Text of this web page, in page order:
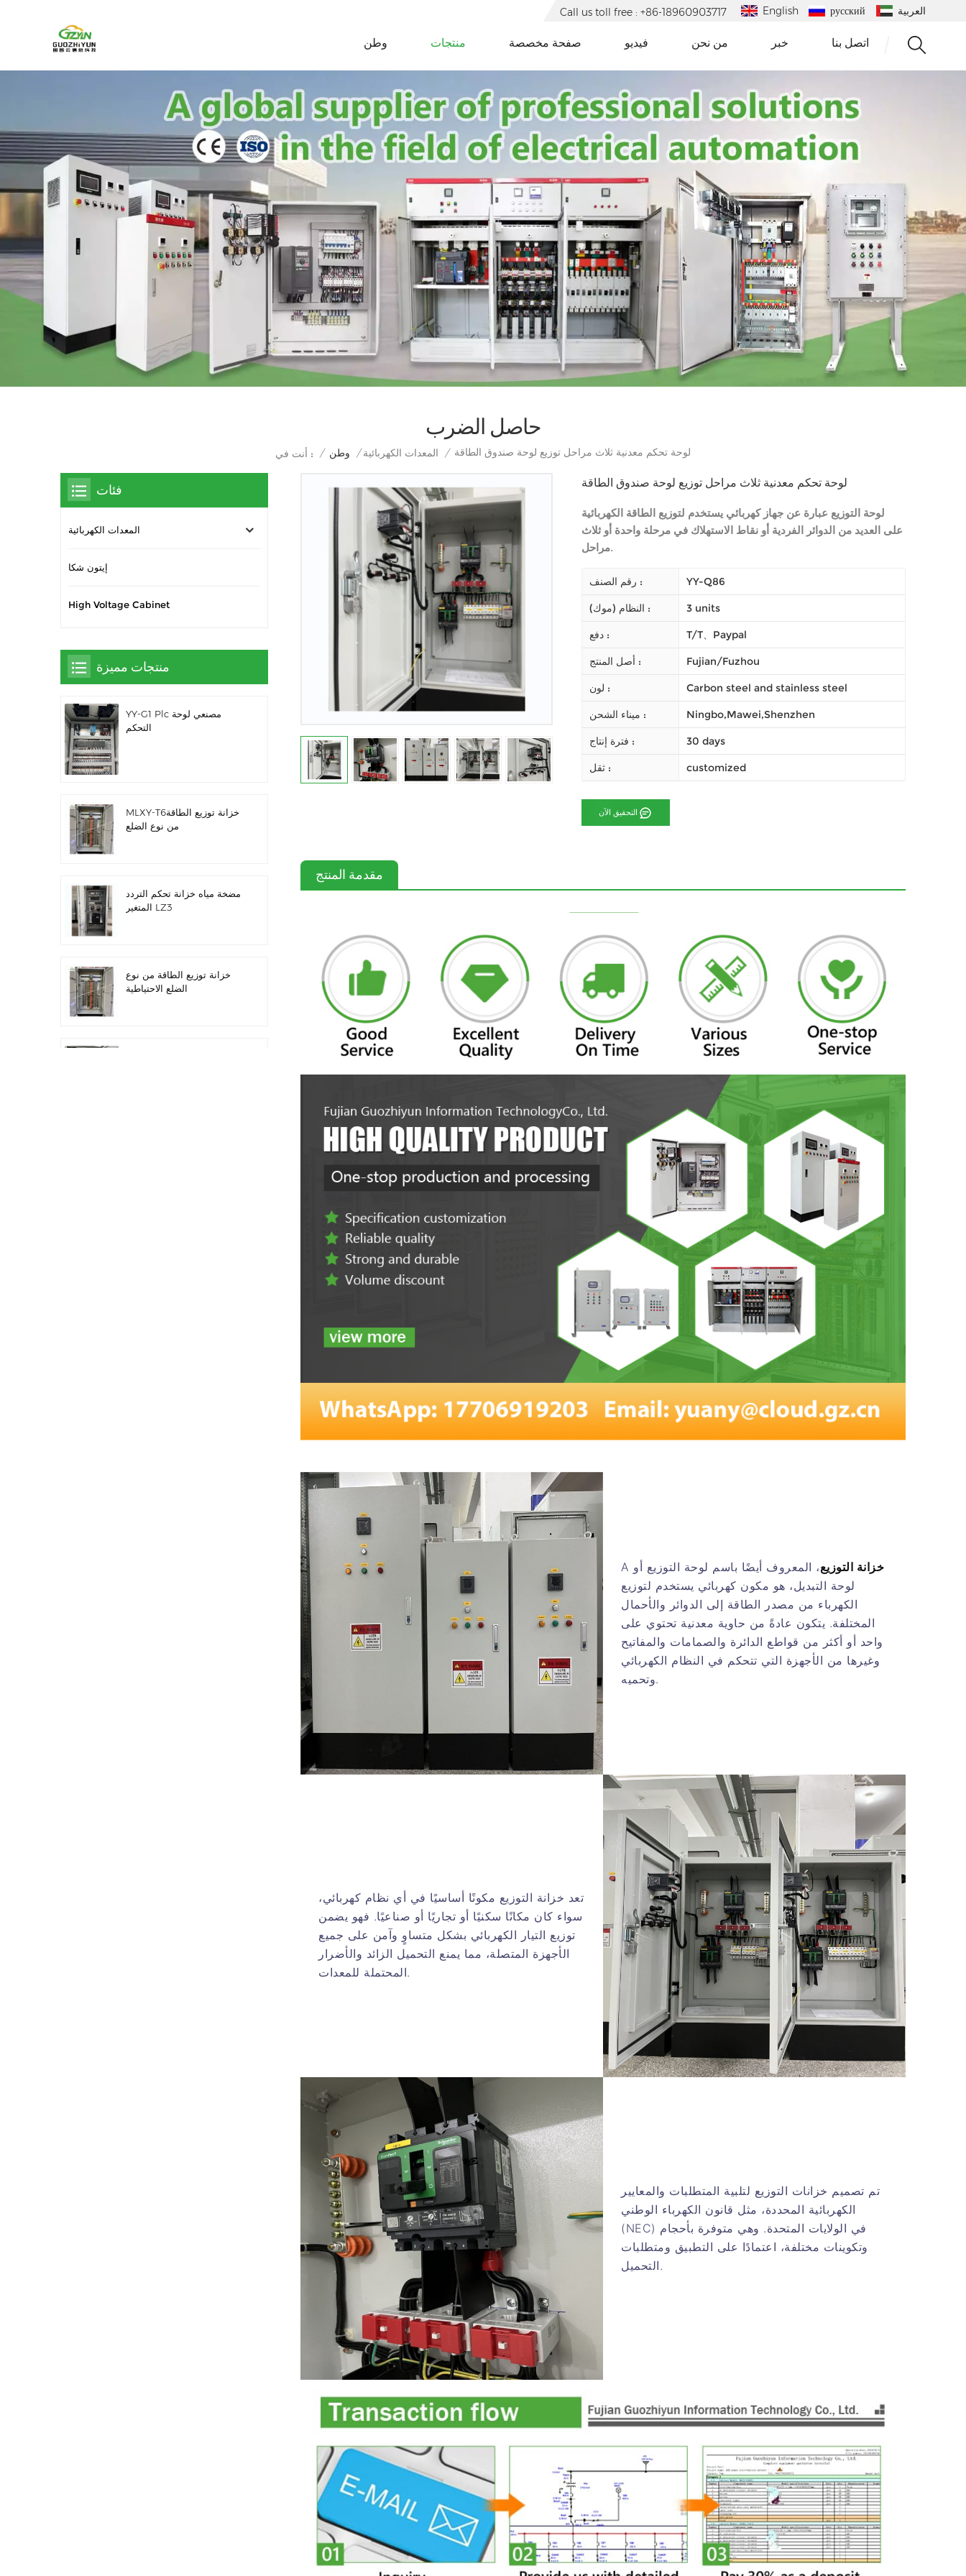
English русский العربية Call us toll free : +86-18960903717
وطن منتجات صفحة مخصصة فيديو من نحن خبر اتصل بنا
حاصل الضرب
أنت في : / وطن / المعدات الكهربائية / لوحة تحكم معدنية ثلاث مراحل توزيع لوحة صندوق الطاقة
لوحة تحكم معدنية ثلاث مراحل توزيع لوحة صندوق الطاقة
لوحة التوزيع عبارة عن جهاز كهربائي يستخدم لتوزيع الطاقة الكهربائية
على العديد من الدوائر الفردية أو نقاط الاستهلاك في مرحلة واحدة أو ثلاث
مراحل.
رقم الصنف : YY-Q86
النظام (موك) : 3 units
دفع : T/T、Paypal
أصل المنتج : Fujian/Fuzhou
لون : Carbon steel and stainless steel
ميناء الشحن : Ningbo,Mawei,Shenzhen
فترة إنتاج : 30 days
ثقل : customized
التحقيق الآن
مقدمة المنتج
A خزانة التوزيع، المعروف أيضًا باسم لوحة التوزيع أو
لوحة التبديل، هو مكون كهربائي يستخدم لتوزيع
الكهرباء من مصدر الطاقة إلى الدوائر والأحمال
المختلفة. يتكون عادةً من حاوية معدنية تحتوي على
واحد أو أكثر من قواطع الدائرة والصمامات والمفاتيح
وغيرها من الأجهزة التي تتحكم في النظام الكهربائي
وتحميه.
تعد خزانة التوزيع مكونًا أساسيًا في أي نظام كهربائي،
سواء كان مكانًا سكنيًا أو تجاريًا أو صناعيًا. فهو يضمن
توزيع التيار الكهربائي بشكل متساوٍ وآمن على جميع
الأجهزة المتصلة، مما يمنع التحميل الزائد والأضرار
المحتملة للمعدات.
تم تصميم خزانات التوزيع لتلبية المتطلبات والمعايير
الكهربائية المحددة، مثل قانون الكهرباء الوطني
(NEC) في الولايات المتحدة. وهي متوفرة بأحجام
وتكوينات مختلفة، اعتمادًا على التطبيق ومتطلبات
التحميل.
فئات
المعدات الكهربائية
إيتون شكا
High Voltage Cabinet
منتجات مميزة
YY-G1 Plc مصنعي لوحة
التحكم
MLXY-T6خزانة توزيع الطاقة
من نوع الضلع
مضخة مياه خزانة تحكم التردد
المتغير LZ3
خزانة توزيع الطاقة من نوع
الضلع الاحتياطية